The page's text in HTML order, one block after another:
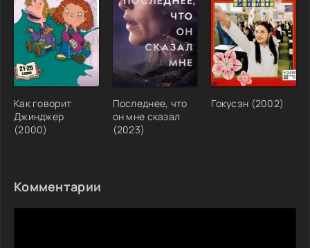
Как говорит
Джинджер
(2000)
Последнее, что
он мне сказал
(2023)
Гокусэн (2002)
Комментарии